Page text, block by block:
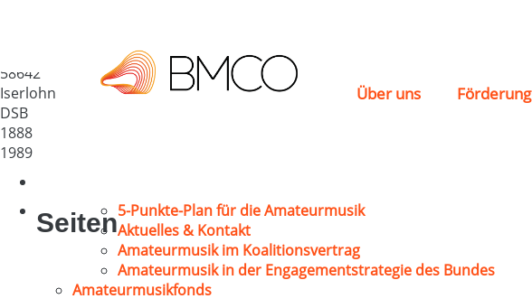
Über uns Förderung
58642
Iserlohn
DSB
1888
1989
Seiten5-Punkte-Plan für die Amateurmusik
Aktuelles & Kontakt
Amateurmusik im Koalitionsvertrag
Amateurmusik in der Engagementstrategie des Bundes
Amateurmusikfonds